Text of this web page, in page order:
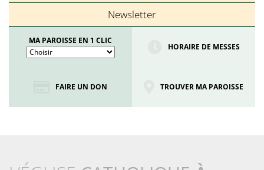
Newsletter
MA PAROISSE EN 1 CLIC
HORAIRE DE MESSES
FAIRE UN DON TROUVER MA PAROISSE